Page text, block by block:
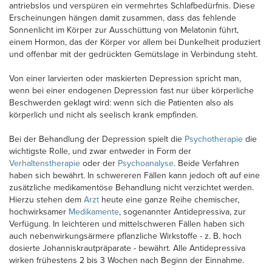
antriebslos und verspüren ein vermehrtes Schlafbedürfnis. Diese
Erscheinungen hängen damit zusammen, dass das fehlende
Sonnenlicht im Körper zur Ausschüttung von Melatonin führt,
einem Hormon, das der Körper vor allem bei Dunkelheit produziert
und offenbar mit der gedrückten Gemütslage in Verbindung steht.
Von einer larvierten oder maskierten Depression spricht man,
wenn bei einer endogenen Depression fast nur über körperliche
Beschwerden geklagt wird: wenn sich die Patienten also als
körperlich und nicht als seelisch krank empfinden.
Bei der Behandlung der Depression spielt die Psychotherapie die
wichtigste Rolle, und zwar entweder in Form der
Verhaltenstherapie oder der Psychoanalyse. Beide Verfahren
haben sich bewährt. In schwereren Fällen kann jedoch oft auf eine
zusätzliche medikamentöse Behandlung nicht verzichtet werden.
Hierzu stehen dem Arzt heute eine ganze Reihe chemischer,
hochwirksamer Medikamente, sogenannter Antidepressiva, zur
Verfügung. In leichteren und mittelschweren Fällen haben sich
auch nebenwirkungsärmere pflanzliche Wirkstoffe - z. B. hoch
dosierte Johanniskrautpräparate - bewährt. Alle Antidepressiva
wirken frühestens 2 bis 3 Wochen nach Beginn der Einnahme.